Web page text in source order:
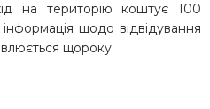
на територію коштує 100
щодо відвідування
щороку.